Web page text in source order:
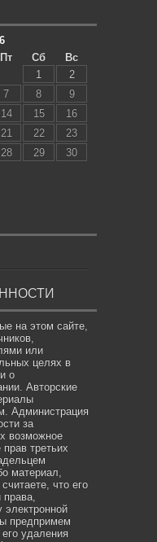
Пт Сб
Вс
1
2
7 8
9
14 15
16
21 22
23
28 29
30
на этом сайте,
или
целях в
о
Авторские
Администрация
за
возможное
третьих
материал,
что его
электронной
предпримем
удаления